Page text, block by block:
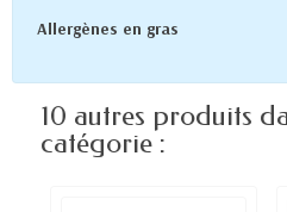
Allergènes en gras
10 autres produits
catégorie :